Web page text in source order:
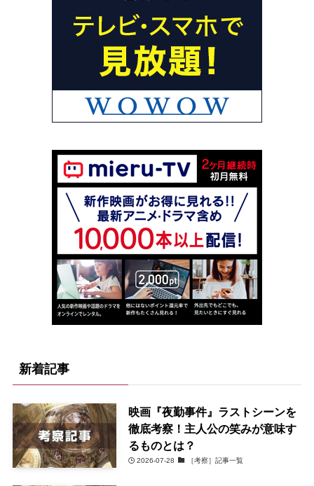
新着記事
映画『夜勤事件』ラストシーンを
徹底考察！主人公の笑みが意味す
るものとは？
2026-07-28 ［考察］記事一覧